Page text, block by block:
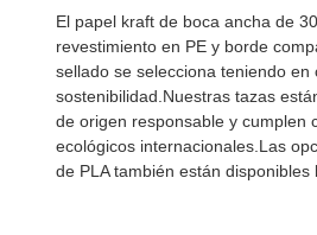
El papel kraft de boca ancha de
revestimiento en PE y borde
sellado se selecciona teniendo en
sostenibilidad.Nuestras tazas
de origen responsable y cumplen
ecológicos internacionales.Las
de PLA también están disponibles